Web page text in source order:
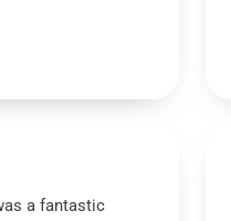
a fantastic